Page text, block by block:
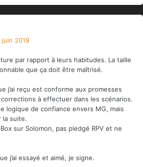
juin 2019
par rapport à leurs habitudes. La taille
que ça doit être maîtrisé.
j’ai reçu est conforme aux promesses
corrections à effectuer dans les scénarios.
logique de confiance envers MG, mais
la suite.
sur Solomon, pas pledgé RPV et ne
j’ai essayé et aimé, je signe.